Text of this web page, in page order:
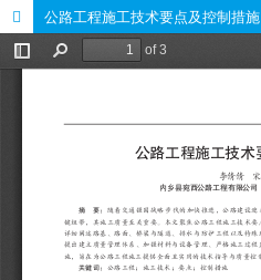
公路工程施工技术要点及控制措施